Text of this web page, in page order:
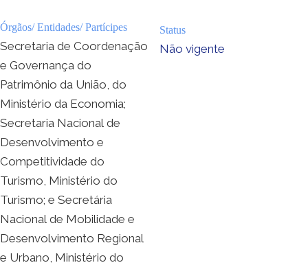
Órgãos/ Entidades/ Partícipes
Secretaria de Coordenação
e Governança do
Patrimônio da União, do
Ministério da Economia;
Secretaria Nacional de
Desenvolvimento e
Competitividade do
Turismo, Ministério do
Turismo; e Secretária
Nacional de Mobilidade e
Desenvolvimento Regional
e Urbano, Ministério do
Status
Não vigente